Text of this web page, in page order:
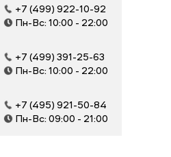
+7 (499) 922-10-92
Пн-Вс: 10:00 - 22:00
+7 (499) 391-25-63
Пн-Вс: 10:00 - 22:00
+7 (495) 921-50-84
Пн-Вс: 09:00 - 21:00